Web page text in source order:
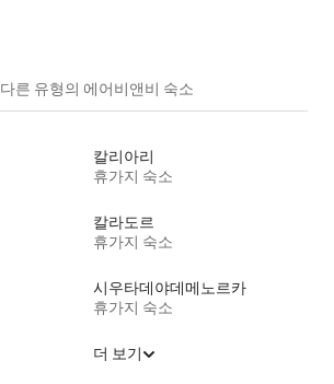
다른 유형의 에어비앤비 숙소
칼리아리
휴가지 숙소
칼라도르
휴가지 숙소
시우타데야데메노르카
휴가지 숙소
더 보기